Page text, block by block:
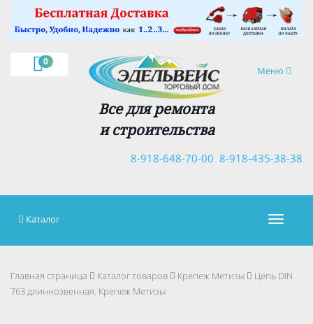
0
Навигация
Меню
Все для ремонта
и строительства
8-918-435-38-38
8-918-648-70-00
×
Каталог
Главная страница Каталог товаров Крепеж Метизы
Цепь DIN
763 длиннозвенная. Крепеж Метизы